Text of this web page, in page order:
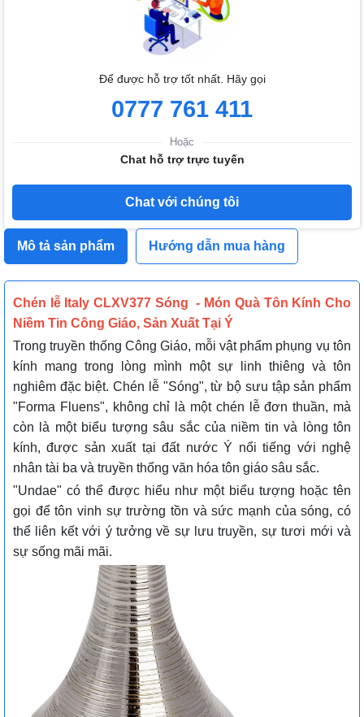
Để được hỗ trợ tốt nhất. Hãy gọi
0777 761 411
Hoặc
Chat hỗ trợ trực tuyến
Chat với chúng tôi
Mô tả sản phẩm Hướng dẫn mua hàng
Chén lễ Italy CLXV377 Sóng - Món Quà Tôn Kính Cho
Niềm Tin Công Giáo, Sản Xuất Tại Ý
Trong truyền thống Công Giáo, mỗi vật phẩm phụng vụ tôn
kính mang trong lòng mình một sự linh thiêng và tôn
nghiêm đặc biệt. Chén lễ "Sóng", từ bộ sưu tập sản phẩm
"Forma Fluens", không chỉ là một chén lễ đơn thuần, mà
còn là một biểu tượng sâu sắc của niềm tin và lòng tôn
kính, được sản xuất tại đất nước Ý nổi tiếng với nghệ
nhân tài ba và truyền thống văn hóa tôn giáo sâu sắc.
"Undae" có thể được hiểu như một biểu tượng hoặc tên
gọi để tôn vinh sự trường tồn và sức mạnh của sóng, có
thể liên kết với ý tưởng về sự lưu truyền, sự tươi mới và
sự sống mãi mãi.